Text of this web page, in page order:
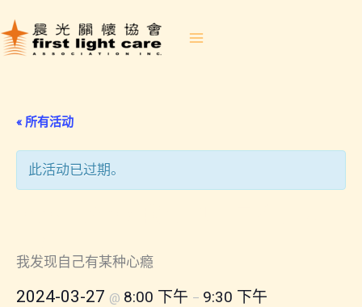
至
« 所有活动
此活动已过期。
我发现自己有某种心瘾
2024-03-27 @ 8:00 下午 – 9:30 下午